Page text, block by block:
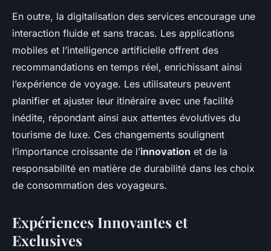
En outre, la digitalisation des services encourage une
interaction fluide et sans tracas. Les applications
mobiles et l’intelligence artificielle offrent des
recommandations en temps réel, enrichissant ainsi
l’expérience de voyage. Les utilisateurs peuvent
planifier et ajuster leur itinéraire avec une facilité
inédite, répondant ainsi aux attentes évolutives du
tourisme de luxe. Ces changements soulignent
l’importance croissante de l’innovation et de la
responsabilité en matière de durabilité dans les choix
de consommation des voyageurs.
Expériences Innovantes et
Exclusives